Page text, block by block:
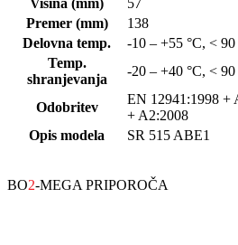
Višina (mm)
57
Premer (mm)
138
Delovna temp.
-10 – +55 °C, <
Temp.
shranjevanja
-20 – +40 °C, <
Odobritev
EN 12941:1998 +
+ A2:2008
Opis modela
SR 515 ABE1
BO2-MEGA PRIPOROČA